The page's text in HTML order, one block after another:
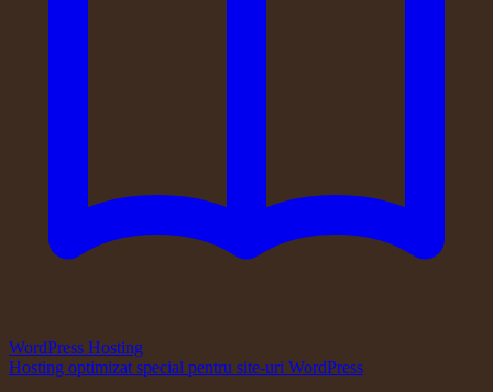
WordPress Hosting
Hosting optimizat special pentru site-uri WordPress